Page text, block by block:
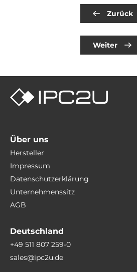
Zurück
Weiter
Über uns
Hersteller
Impressum
Datenschutzerklärung
Unternehmenssitz
AGB
Deutschland
+49 511 807 259-0
sales@ipc2u.de